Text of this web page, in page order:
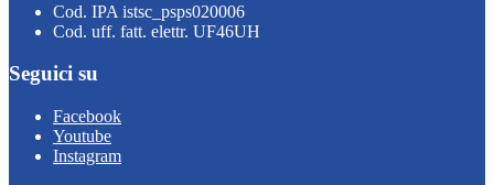
Cod. IPA istsc_psps020006
Cod. uff. fatt. elettr. UF46UH
Seguici su
Facebook
Youtube
Instagram